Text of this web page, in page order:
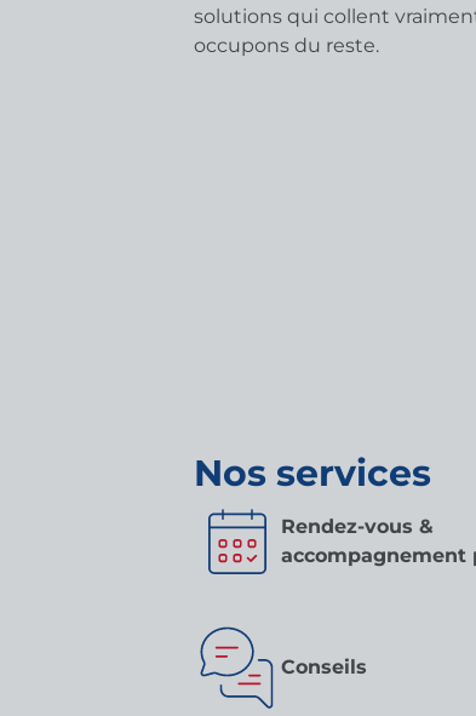
solutions qui collent
occupons du reste.
Nos services
Rendez-vous &
accompagnement
Conseils